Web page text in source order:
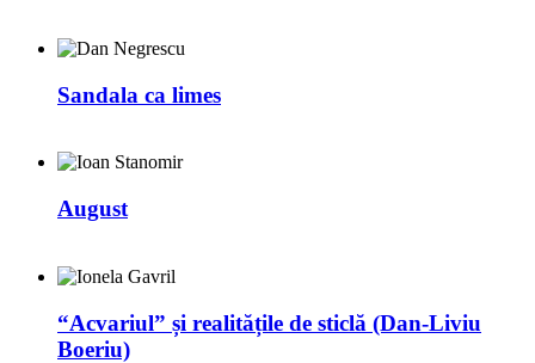
Sandala ca limes
August
“Acvariul” și realitățile de sticlă (Dan-Liviu
Boeriu)